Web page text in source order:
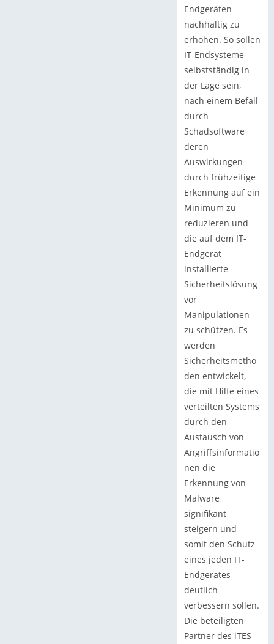
Endgeräten
nachhaltig zu
erhöhen. So sollen
IT-Endsysteme
selbstständig in
der Lage sein,
nach einem Befall
durch
Schadsoftware
deren
Auswirkungen
durch frühzeitige
Erkennung auf ein
Minimum zu
reduzieren und
die auf dem IT-
Endgerät
installierte
Sicherheitslösung
vor
Manipulationen
zu schützen. Es
werden
Sicherheitsmetho
den entwickelt,
die mit Hilfe eines
verteilten Systems
durch den
Austausch von
Angriffsinformatio
nen die
Erkennung von
Malware
signifikant
steigern und
somit den Schutz
eines jeden IT-
Endgerätes
deutlich
verbessern sollen.
Die beteiligten
Partner des iTES